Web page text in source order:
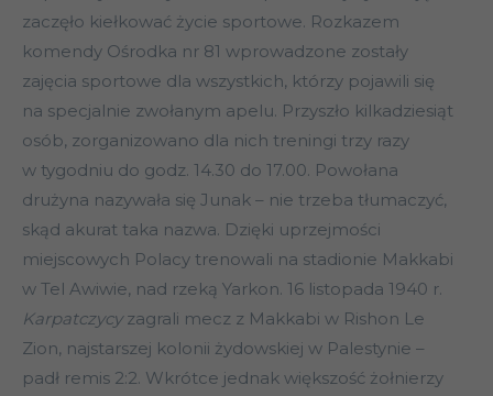
zaczęło kiełkować życie sportowe. Rozkazem
komendy Ośrodka nr 81 wprowadzone zostały
zajęcia sportowe dla wszystkich, którzy pojawili się
na specjalnie zwołanym apelu. Przyszło kilkadziesiąt
osób, zorganizowano dla nich treningi trzy razy
w tygodniu do godz. 14.30 do 17.00. Powołana
drużyna nazywała się Junak – nie trzeba tłumaczyć,
skąd akurat taka nazwa. Dzięki uprzejmości
miejscowych Polacy trenowali na stadionie Makkabi
w Tel Awiwie, nad rzeką Yarkon. 16 listopada 1940 r.
Karpatczycyzagrali mecz z Makkabi w Rishon Le
Zion, najstarszej kolonii żydowskiej w Palestynie –
padł remis 2:2. Wkrótce jednak większość żołnierzy